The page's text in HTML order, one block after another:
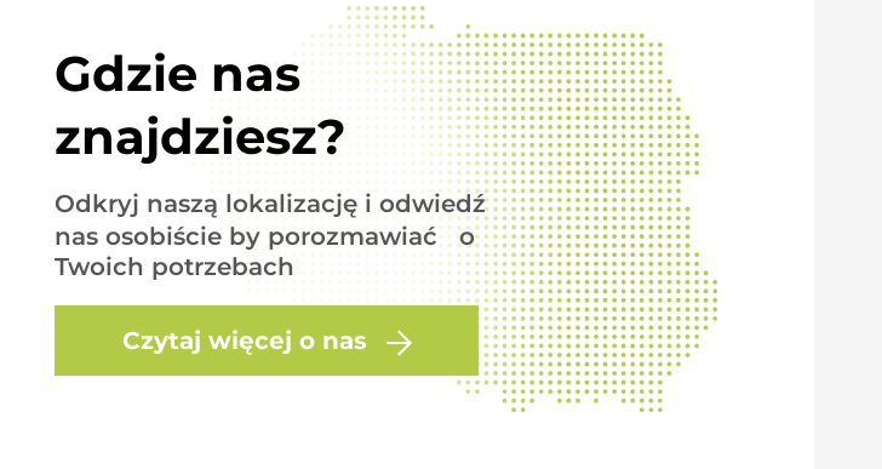
Gdzie nas
znajdziesz?
Odkryj naszą lokalizację i odwiedź
nas osobiście by porozmawiać o
Twoich potrzebach
Czytaj więcej o nas